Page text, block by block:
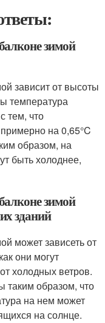
зимой
зависит от высоты
температура
тем, что
на 0,65°C
образом, на
быть холоднее,
зимой
зданий
может зависеть от
они могут
холодных ветров.
таким образом, что
на нем может
на солнце.